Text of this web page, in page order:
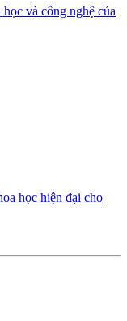
và công nghệ của
học hiện đại cho